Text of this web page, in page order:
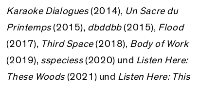
Karaoke Dialogues(2014), Un Sacre du
Printemps(2015), dbddbb(2015), Flood
(2017), Third Space(2018), Body of Work
(2019), sspeciess(2020) und Listen Here:
These Woods (2021) und Listen Here: This